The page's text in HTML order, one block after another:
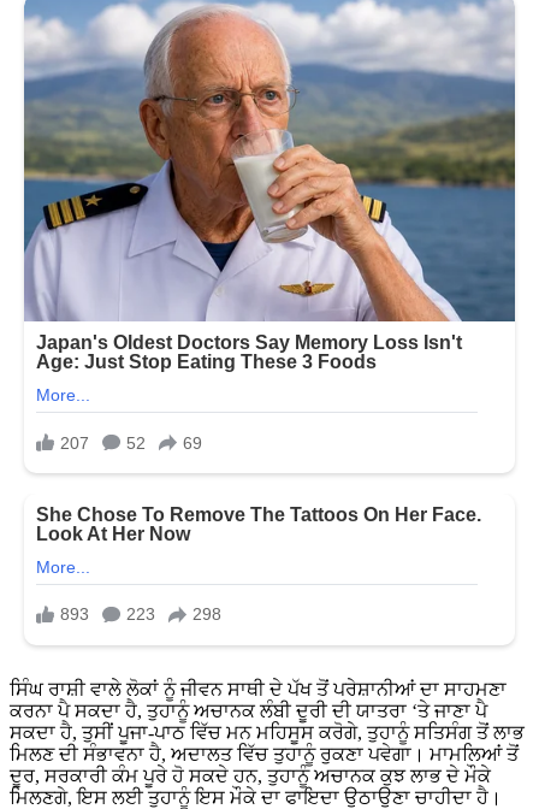
ਸਿੰਘ ਰਾਸ਼ੀ ਵਾਲੇ ਲੋਕਾਂ ਨੂੰ ਜੀਵਨ ਸਾਥੀ ਦੇ ਪੱਖ ਤੋਂ ਪਰੇਸ਼ਾਨੀਆਂ ਦਾ ਸਾਹਮਣਾ
ਕਰਨਾ ਪੈ ਸਕਦਾ ਹੈ, ਤੁਹਾਨੂੰ ਅਚਾਨਕ ਲੰਬੀ ਦੂਰੀ ਦੀ ਯਾਤਰਾ ‘ਤੇ ਜਾਣਾ ਪੈ
ਸਕਦਾ ਹੈ, ਤੁਸੀਂ ਪੂਜਾ-ਪਾਠ ਵਿੱਚ ਮਨ ਮਹਿਸੂਸ ਕਰੋਗੇ, ਤੁਹਾਨੂੰ ਸਤਿਸੰਗ ਤੋਂ ਲਾਭ
ਮਿਲਣ ਦੀ ਸੰਭਾਵਨਾ ਹੈ, ਅਦਾਲਤ ਵਿੱਚ ਤੁਹਾਨੂੰ ਰੁਕਣਾ ਪਵੇਗਾ। ਮਾਮਲਿਆਂ ਤੋਂ
ਦੂਰ, ਸਰਕਾਰੀ ਕੰਮ ਪੂਰੇ ਹੋ ਸਕਦੇ ਹਨ, ਤੁਹਾਨੂੰ ਅਚਾਨਕ ਕੁਝ ਲਾਭ ਦੇ ਮੌਕੇ
ਮਿਲਣਗੇ, ਇਸ ਲਈ ਤੁਹਾਨੂੰ ਇਸ ਮੌਕੇ ਦਾ ਫਾਇਦਾ ਉਠਾਉਣਾ ਚਾਹੀਦਾ ਹੈ।